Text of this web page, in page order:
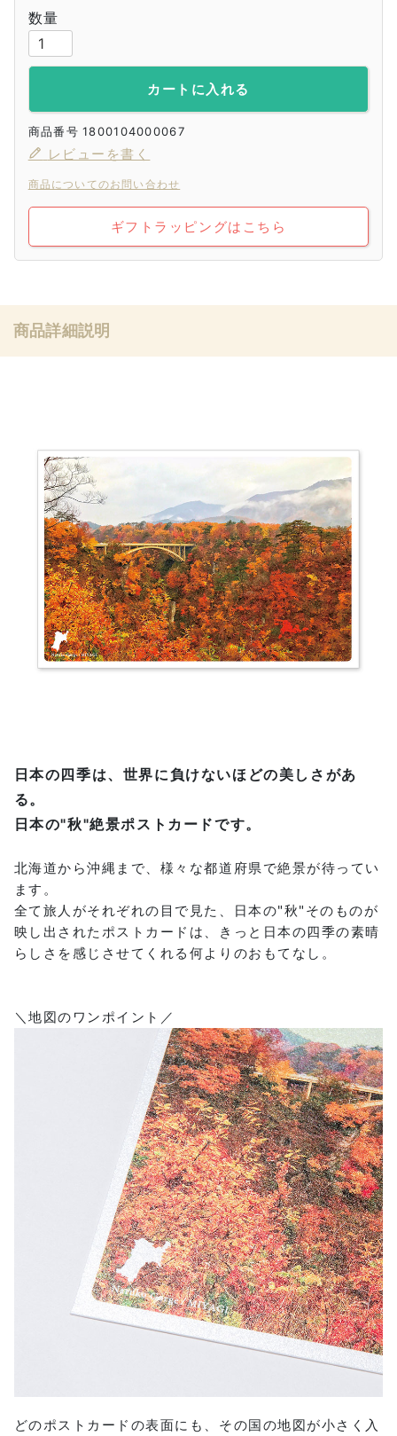
カートに入れる
商品番号 1800104000067
レビューを書く
商品についてのお問い合わせ
ギフトラッピングはこちら
商品詳細説明
日本の四季は、世界に負けないほどの美しさがあ
る。
日本の"秋"絶景ポストカードです。
北海道から沖縄まで、様々な都道府県で絶景が待ってい
ます。
全て旅人がそれぞれの目で見た、日本の"秋"そのものが
映し出されたポストカードは、きっと日本の四季の素晴
らしさを感じさせてくれる何よりのおもてなし。
＼地図のワンポイント／
どのポストカードの表面にも、その国の地図が小さく入